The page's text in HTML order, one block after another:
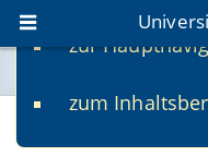
zur
zum
Galerías de